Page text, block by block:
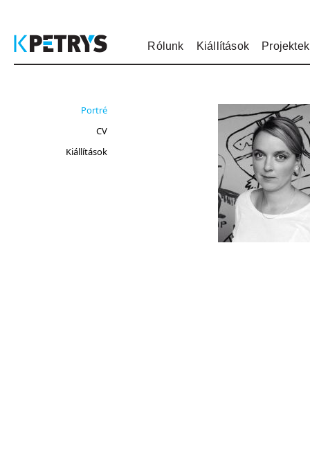
Rólunk Kiállítások Projektek
Portré
CV
Kiállítások